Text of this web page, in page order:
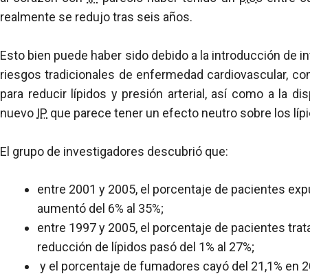
realmente se redujo tras seis años.
Esto bien puede haber sido debido a la introducción de
riesgos tradicionales de enfermedad cardiovascular,
para reducir lípidos y presión arterial, así como a la
nuevo IP que parece tener un efecto neutro sobre los
El grupo de investigadores descubrió que:
entre 2001 y 2005, el porcentaje de pacientes
aumentó del 6% al 35%;
entre 1997 y 2005, el porcentaje de pacientes
reducción de lípidos pasó del 1% al 27%;
y el porcentaje de fumadores cayó del 21,1% en